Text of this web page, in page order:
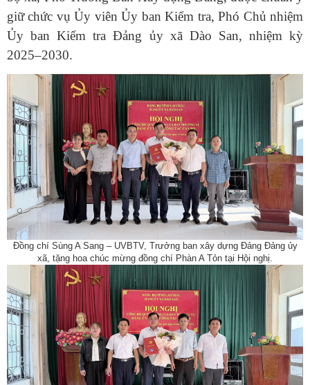
giữ chức vụ Ủy viên Ủy ban Kiểm tra, Phó Chủ nhiệm
Ủy ban Kiểm tra Đảng ủy xã Dào San, nhiệm kỳ
2025–2030.
Đồng chí Sùng A Sang – UVBTV, Trưởng ban xây dựng Đảng Đảng ủy
xã, tặng hoa chúc mừng đồng chí Phàn A Tỏn tại Hội nghị.